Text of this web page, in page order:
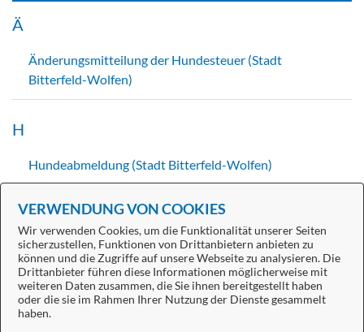
Ä
Änderungsmitteilung der Hundesteuer (Stadt
Bitterfeld-Wolfen)
H
Hundeabmeldung (Stadt Bitterfeld-Wolfen)
Hundeanmeldung (Stadt Bitterfeld-Wolfen)
Stadt Bitterfeld-Wolfen
VERWENDUNG VON COOKIES
Wir verwenden Cookies, um die Funktionalität unserer Seiten
sicherzustellen, Funktionen von Drittanbietern anbieten zu
können und die Zugriffe auf unsere Webseite zu analysieren. Die
Drittanbieter führen diese Informationen möglicherweise mit
weiteren Daten zusammen, die Sie ihnen bereitgestellt haben
oder die sie im Rahmen Ihrer Nutzung der Dienste gesammelt
haben.